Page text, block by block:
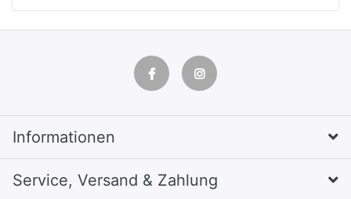
Informationen
Service, Versand & Zahlung